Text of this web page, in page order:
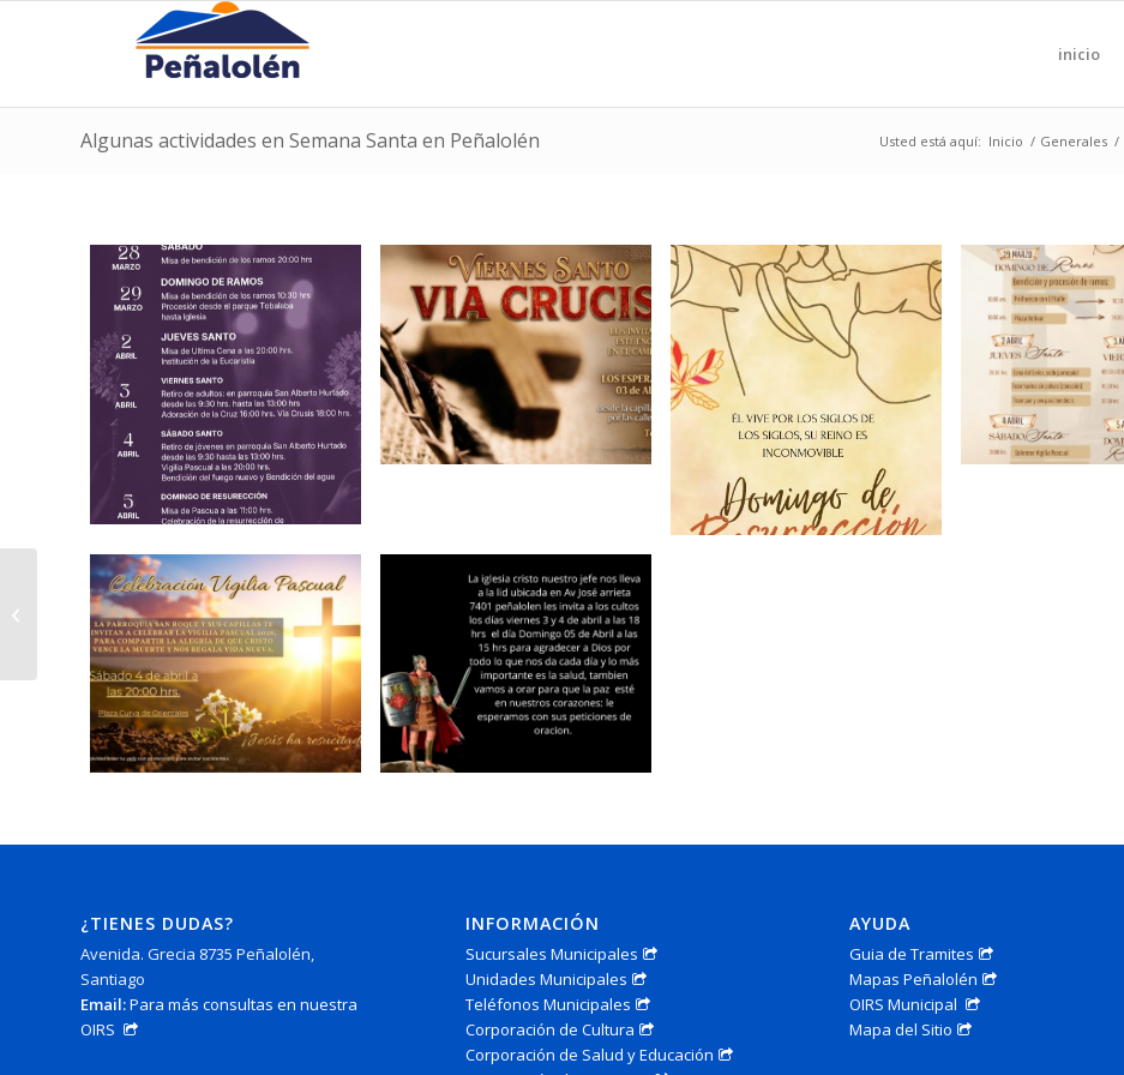
inicio
Algunas actividades en Semana Santa en Peñalolén Usted está aquí: Inicio / Generales /
¿TIENES DUDAS?
Avenida. Grecia 8735 Peñalolén,
Santiago
Email:Para más consultas en nuestra
OIRS
INFORMACIÓN
Sucursales Municipales
Unidades Municipales
Teléfonos Municipales
Corporación de Cultura
Corporación de Salud y Educación
AYUDA
Guia de Tramites
Mapas Peñalolén
OIRS Municipal
Mapa del Sitio
Jornada fin de año
2025 con agrupaciones
solidarias